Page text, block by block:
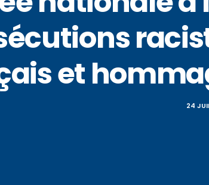
et
24